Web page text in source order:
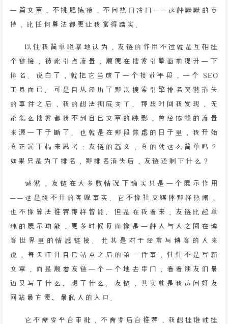
一篇文章，不挑肥拣瘦，不问热门冷门——这种默默的支
持，比任何算法都更让我觉得踏实。
以往我简单粗暴地认为，友链的作用不过就是互相挂
个链接，彼此引点流量，顺便在搜索引擎面前提升一下
排名。说白了，就把它当成了一个技术手段，一个 SEO
工具而已。可是自从经历了那次搜索引擎排名突然消失
的事件之后，我的想法彻底变了。那段时间我发现，无
论怎么搜索都找不到自己文章的踪影，曾经依赖的流量
来源一下子断了。也就是在那段焦虑的日子里，我开始
真正沉下心来思考：友链的意义，真的就这么简单吗？
如果只是为了排名，那排名消失后，友链还剩下什么？
诚然，友链在大多数情况下确实只是一个展示作用
——这是绕不开的客观事实。它不像社交媒体那样热闹，
也不像算法推荐那样智能。但是在我看来，友链比起单
纯的展示功能，更多时候反而像是一种人与人之间在博
客世界里的情感链接。尤其是对于经常写博客的人来
说，每天打开自己站点之后的第一件事，往往不是写新
文章，而是顺着友链一个一个地去串门，看看朋友们最
近又写了什么、想了什么。友链，其实就是我访问好友
网站最方便、最私人的入口。
它不需要平台审批，不需要后台推荐，我想挂谁就挂